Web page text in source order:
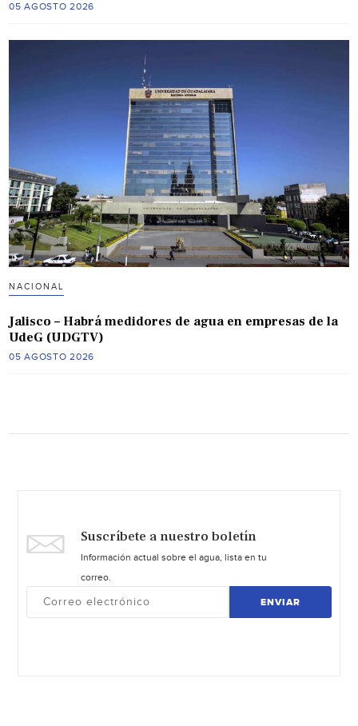
05 AGOSTO 2026
NACIONAL
Jalisco – Habrá medidores de agua en empresas de la
UdeG (UDGTV)
05 AGOSTO 2026
Suscríbete a nuestro boletín
Información actual sobre el agua, lista en tu
correo.
ENVIAR